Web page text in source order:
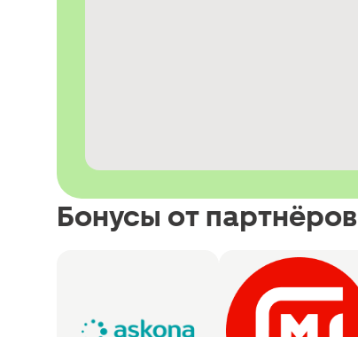
Бонусы от партнёров